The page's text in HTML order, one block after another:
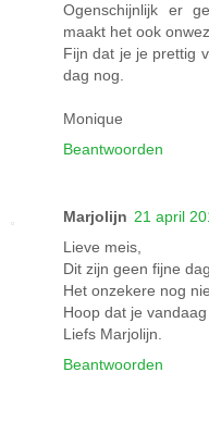
Ogenschijnlijk er
maakt het ook
Fijn dat je je prettig
dag nog.
Monique
Beantwoorden
Marjolijn 21 april
Lieve meis,
Dit zijn geen fijne
Het onzekere nog
Hoop dat je
Liefs Marjolijn.
Beantwoorden